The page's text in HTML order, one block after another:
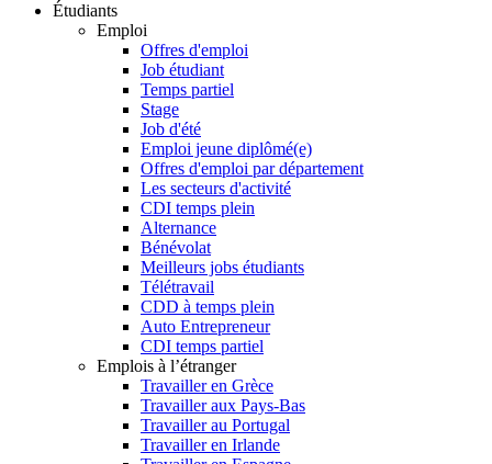
Étudiants
Emploi
Offres d'emploi
Job étudiant
Temps partiel
Stage
Job d'été
Emploi jeune diplômé(e)
Offres d'emploi par département
Les secteurs d'activité
CDI temps plein
Alternance
Bénévolat
Meilleurs jobs étudiants
Télétravail
CDD à temps plein
Auto Entrepreneur
CDI temps partiel
Emplois à l’étranger
Travailler en Grèce
Travailler aux Pays-Bas
Travailler au Portugal
Travailler en Irlande